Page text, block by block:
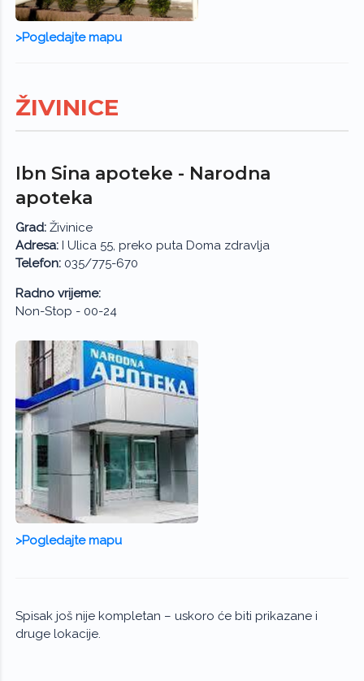
>Pogledajte mapu
ŽIVINICE
Ibn Sina apoteke - Narodna
apoteka
Grad: Živinice
Adresa: I Ulica 55, preko puta Doma zdravlja
Telefon: 035/775-670
Radno vrijeme:
Non-Stop - 00-24
>Pogledajte mapu
Spisak još nije kompletan – uskoro će biti prikazane i
druge lokacije.